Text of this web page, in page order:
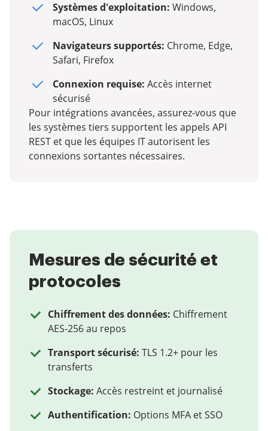
Systèmes d'exploitation: Windows,
macOS, Linux
Navigateurs supportés: Chrome, Edge,
Safari, Firefox
Connexion requise: Accès internet
sécurisé
Pour intégrations avancées, assurez-vous que
les systèmes tiers supportent les appels API
REST et que les équipes IT autorisent les
connexions sortantes nécessaires.
Mesures de sécurité et
protocoles
Chiffrement des données: Chiffrement
AES-256 au repos
Transport sécurisé: TLS 1.2+ pour les
transferts
Stockage: Accès restreint et journalisé
Authentification: Options MFA et SSO